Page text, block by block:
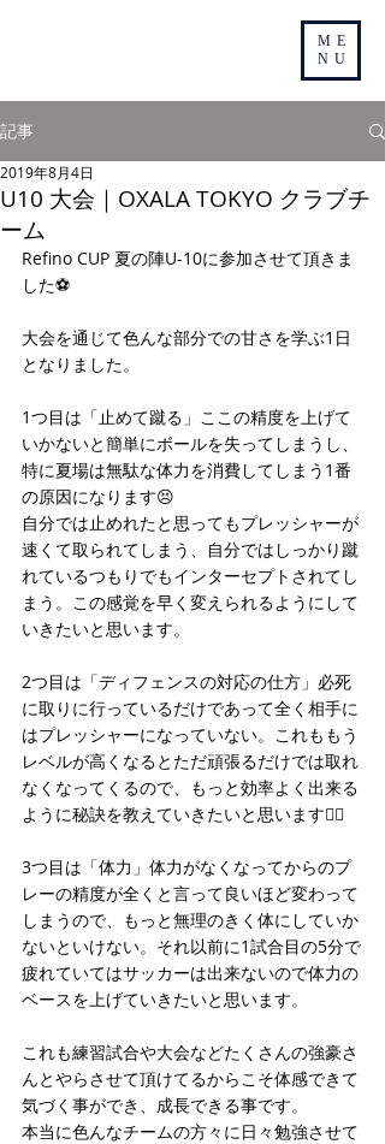
ME
NU
記事
U10 大会｜OXALA TOKYO クラブチ
ーム
2019年8月4日
Refino CUP 夏の陣U-10に参加させて頂きま
した⚽️
大会を通じて色んな部分での甘さを学ぶ1日
となりました。
1つ目は「止めて蹴る」ここの精度を上げて
いかないと簡単にボールを失ってしまうし、
特に夏場は無駄な体力を消費してしまう1番
の原因になります😣
自分では止めれたと思ってもプレッシャーが
速くて取られてしまう、自分ではしっかり蹴
れているつもりでもインターセプトされてし
まう。この感覚を早く変えられるようにして
いきたいと思います。
2つ目は「ディフェンスの対応の仕方」必死
に取りに行っているだけであって全く相手に
はプレッシャーになっていない。これももう
レベルが高くなるとただ頑張るだけでは取れ
なくなってくるので、もっと効率よく出来る
ように秘訣を教えていきたいと思います👍🏻
3つ目は「体力」体力がなくなってからのプ
レーの精度が全くと言って良いほど変わって
しまうので、もっと無理のきく体にしていか
ないといけない。それ以前に1試合目の5分で
疲れていてはサッカーは出来ないので体力の
ベースを上げていきたいと思います。
これも練習試合や大会などたくさんの強豪さ
んとやらさせて頂けてるからこそ体感できて
気づく事ができ、成長できる事です。
本当に色んなチームの方々に日々勉強させて